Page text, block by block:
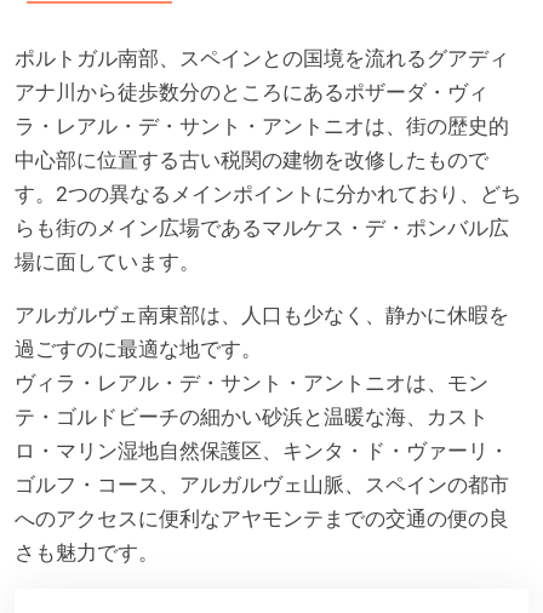
ポルトガル南部、スペインとの国境を流れるグアディ
アナ川から徒歩数分のところにあるポザーダ・ヴィ
ラ・レアル・デ・サント・アントニオは、街の歴史的
中心部に位置する古い税関の建物を改修したもので
す。2つの異なるメインポイントに分かれており、どち
らも街のメイン広場であるマルケス・デ・ポンバル広
場に面しています。
アルガルヴェ南東部は、人口も少なく、静かに休暇を
過ごすのに最適な地です。
ヴィラ・レアル・デ・サント・アントニオは、モン
テ・ゴルドビーチの細かい砂浜と温暖な海、カスト
ロ・マリン湿地自然保護区、キンタ・ド・ヴァーリ・
ゴルフ・コース、アルガルヴェ山脈、スペインの都市
へのアクセスに便利なアヤモンテまでの交通の便の良
さも魅力です。